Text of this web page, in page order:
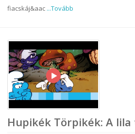
fiacskáj&aac ...Tovább
Hupikék Törpikék: A